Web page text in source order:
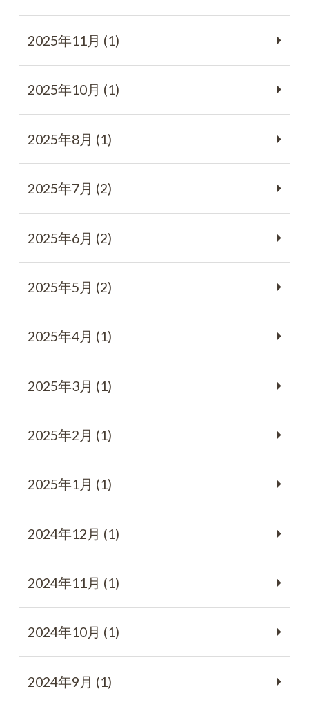
2025年11月 (1)
2025年10月 (1)
2025年8月 (1)
2025年7月 (2)
2025年6月 (2)
2025年5月 (2)
2025年4月 (1)
2025年3月 (1)
2025年2月 (1)
2025年1月 (1)
2024年12月 (1)
2024年11月 (1)
2024年10月 (1)
2024年9月 (1)